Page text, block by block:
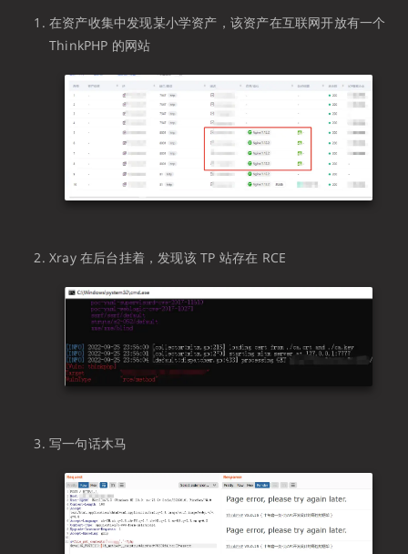
在资产收集中发现某小学资产，该资产在互联网开放有一个
ThinkPHP 的网站
Xray 在后台挂着，发现该 TP 站存在 RCE
写一句话木马